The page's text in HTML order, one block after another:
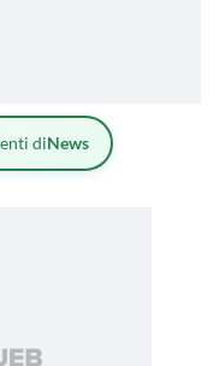
diNews